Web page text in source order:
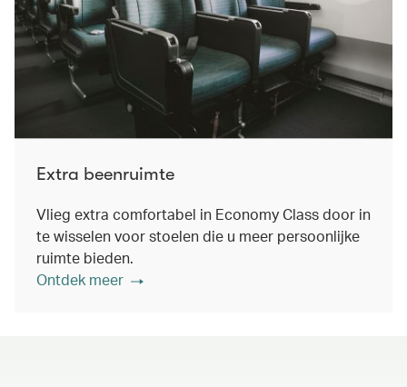
Extra beenruimte
Vlieg extra comfortabel in Economy Class door in
te wisselen voor stoelen die u meer persoonlijke
ruimte bieden.
Ontdek meer